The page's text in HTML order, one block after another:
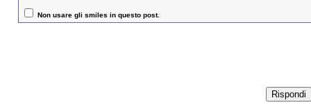
Non usare gli smiles in questo post.